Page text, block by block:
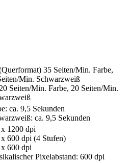
35 Seiten/Min. Farbe,
Min. Schwarzweiß
Seiten/Min. Farbe, 20 Seiten/Min.
ca. 9,5 Sekunden
ca. 9,5 Sekunden
1200 dpi
600 dpi (4 Stufen)
600 dpi
Pixelabstand: 600 dpi